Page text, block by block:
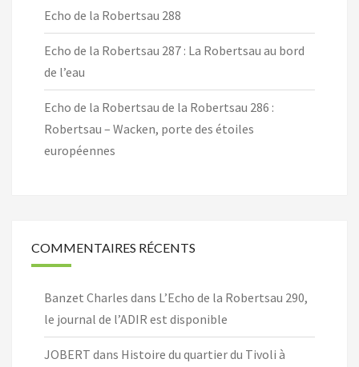
Echo de la Robertsau 288
Echo de la Robertsau 287 : La Robertsau au bord
de l’eau
Echo de la Robertsau de la Robertsau 286 :
Robertsau – Wacken, porte des étoiles
européennes
COMMENTAIRES RÉCENTS
Banzet Charles dans L’Echo de la Robertsau 290,
le journal de l’ADIR est disponible
JOBERT dans Histoire du quartier du Tivoli à